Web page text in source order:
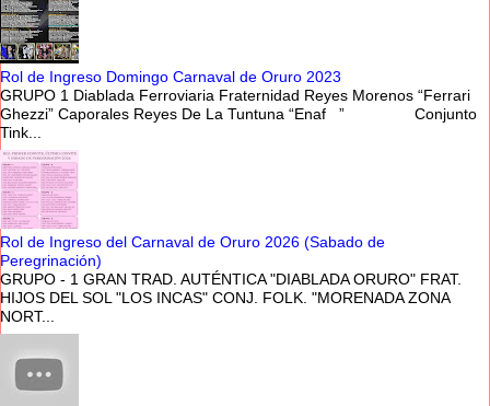
Rol de Ingreso Domingo Carnaval de Oruro 2023
GRUPO 1 Diablada Ferroviaria Fraternidad Reyes Morenos “Ferrari
Ghezzi” Caporales Reyes De La Tuntuna “Enaf ” Conjunto
Tink...
Rol de Ingreso del Carnaval de Oruro 2026 (Sabado de
Peregrinación)
GRUPO - 1 GRAN TRAD. AUTÉNTICA "DIABLADA ORURO" FRAT.
HIJOS DEL SOL "LOS INCAS" CONJ. FOLK. "MORENADA ZONA
NORT...